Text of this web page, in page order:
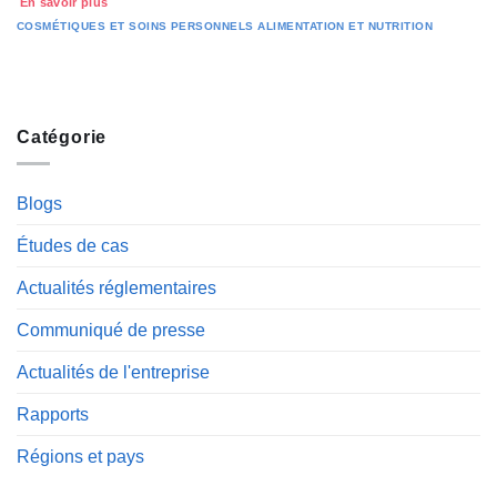
Catégorie
Blogs
Études de cas
Actualités réglementaires
Communiqué de presse
Actualités de l'entreprise
Rapports
Régions et pays
COSMÉTIQUES ET SOINS PERSONNELS ALIMENTATION ET NUTRITION